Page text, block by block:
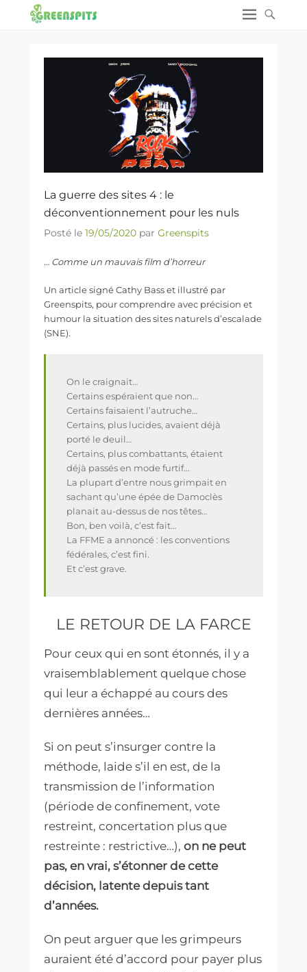
La guerre des sites 4 : le
déconventionnement pour les nuls
Posté le 19/05/2020 par Greenspits
… Comme un mauvais film d’horreur
Un article signé Cathy Bass et illustré par
Greenspits, pour comprendre avec précision et
humour la situation des sites naturels d’escalade
(SNE).
On le craignait…
Certains espéraient que non…
Certains faisaient l’autruche…
Certains, plus lucides, avaient déjà
porté le deuil…
Certains, plus combattants, étaient
déjà passés en mode furtif…
La plupart d’entre nous grimpait en
sachant qu’une épée de Damoclès
planait au-dessus de nos têtes…
Bon, ben voilà, c’est fait…
La FFME a annoncé : les conventions
fédérales, c’est fini.
Et c’est grave.
LE RETOUR DE LA FARCE
Pour ceux qui en sont étonnés, il y a
vraisemblablement quelque chose
qui leur a échappé au cours des
dernières années…
Si on peut s’insurger contre la
méthode, laide s’il en est, de la
transmission de l’information
(période de confinement, vote
restreint, concertation plus que
restreinte : restrictive…), on ne peut
pas, en vrai, s’étonner de cette
décision, latente depuis tant
d’années.
On peut arguer que les grimpeurs
auraient été d’accord pour payer plus